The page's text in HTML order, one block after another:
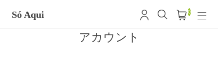
Só Aqui 0
アカウント